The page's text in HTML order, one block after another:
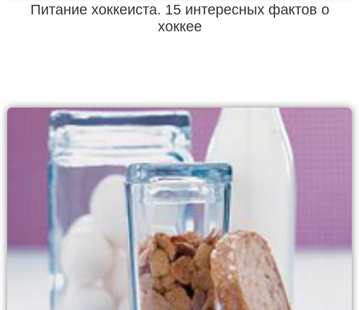
Питание хоккеиста. 15 интересных фактов о
хоккее